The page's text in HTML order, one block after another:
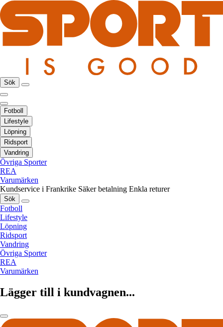
Sök
Fotboll
Lifestyle
Löpning
Ridsport
Vandring
Övriga Sporter
REA
Varumärken
Kundservice i Frankrike Säker betalning Enkla returer
Sök
Fotboll
Lifestyle
Löpning
Ridsport
Vandring
Övriga Sporter
REA
Varumärken
Lägger till i kundvagnen...